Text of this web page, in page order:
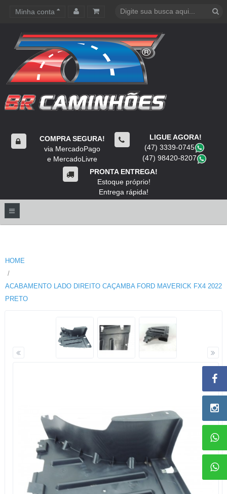
Minha conta
COMPRA SEGURA!
via MercadoPago
e MercadoLivre
LIGUE AGORA!
(47) 3339-0745
(47) 98420-8207
PRONTA ENTREGA!
Estoque próprio!
Entrega rápida!
HOME
ACABAMENTO LADO DIREITO CAÇAMBA FORD MAVERICK FX4 2022
PRETO